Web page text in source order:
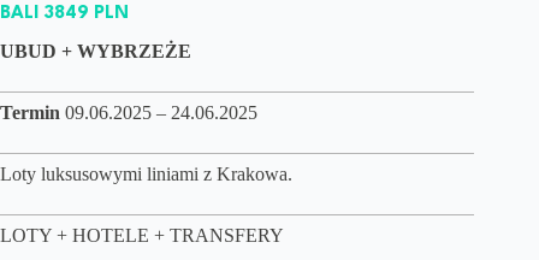
BALI 3849 PLN
UBUD + WYBRZEŻE
Termin 09.06.2025 – 24.06.2025
Loty luksusowymi liniami z Krakowa.
LOTY + HOTELE + TRANSFERY